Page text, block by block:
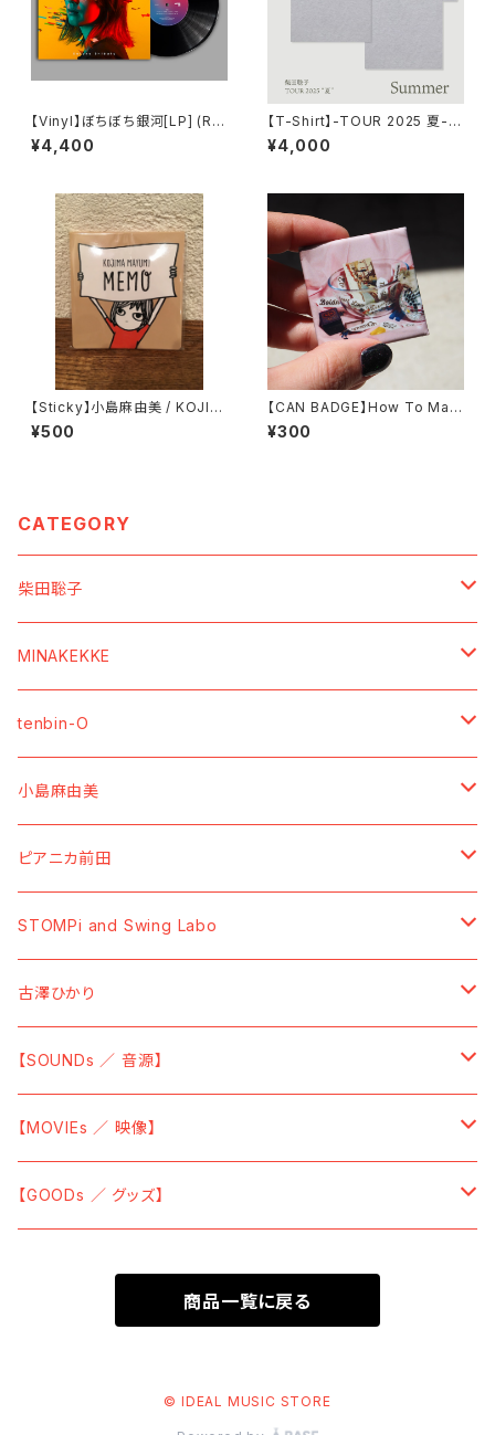
【Vinyl】ぼちぼち銀河[LP] (Re
-Press) / 柴田聡子
¥4,400
【T-Shirt】-TOUR 2025 夏- S
ummer/SBTSTK Tシャツ
¥4,000
【Sticky】小島麻由美 / KOJIM
A MAYUMI MEMO
¥500
【CAN BADGE】How To Mak
e It ジャケット柄缶バッジ
¥300
CATEGORY
柴田聡子
【SOUNDs ／ 音源】
【Vinyl】
【CD】
【MOVIEs ／ 映像】
【DVD】
【Blu-ray】
【GOODs ／ グッズ】
【TーShirt ／ Tシャツ】
【SWEAT ／ トレーナー】
【LENS CLOTH ／ メガネ拭き】
【TOWEL ／ タオル・手ぬぐい】
MINAKEKKE
【SOUNDs ／ 音源】
【CDーR】
【7" Vinyl】
【GOODs ／ グッズ】
【TーShirt ／ Tシャツ】
【BAG／バッグ】
tenbin-O
【SOUNDs ／ 音源】
【Cassette Tape】
【GOODs ／ グッズ】
小島麻由美
【SOUNDs ／ 音源】
【Vinyl】
【CD】
【MOVIEs ／ 映像】
【DVD】
【GOODs ／ グッズ】
【TーShirt ／ Tシャツ】
【Sticky ／ 付箋】
ピアニカ前田
【SOUNDs ／ 音源】
【CD】
【Vinyl】
STOMPi and Swing Labo
【SOUNDs ／ 音源】
古澤ひかり
【SOUNDs ／ 音源】
【CD】
【SOUNDs ／ 音源】
【Vinyl】
【CD】
【MOVIEs ／ 映像】
【DVD】
【GOODs ／ グッズ】
【SWEAT ／ トレーナー】
【HOODIE ／ パーカー】
商品一覧に戻る
© IDEAL MUSIC STORE